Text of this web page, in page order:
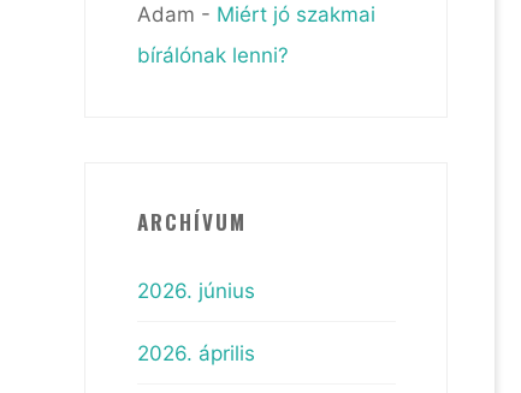
Adam - Miért jó szakmai
bírálónak lenni?
ARCHÍVUM
2026. június
2026. április